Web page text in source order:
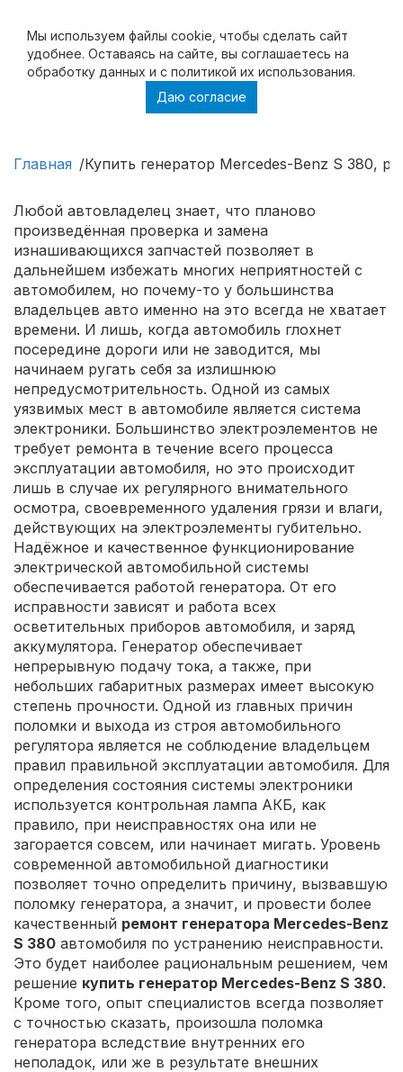
Мы используем файлы cookie, чтобы cделать сайт
удобнее. Оставаясь на сайте, вы соглашаетесь на
обработку данных и с политикой их использования.
Даю согласие
Купить генератор Mercedes-Benz S 380,
Главная Купить генератор Mercedes-Benz S 380,
Любой автовладелец знает, что планово
произведённая проверка и замена
изнашивающихся запчастей позволяет в
дальнейшем избежать многих неприятностей с
автомобилем, но почему-то у большинства
владельцев авто именно на это всегда не хватает
времени. И лишь, когда автомобиль глохнет
посередине дороги или не заводится, мы
начинаем ругать себя за излишнюю
непредусмотрительность. Одной из самых
уязвимых мест в автомобиле является система
электроники. Большинство электроэлементов не
требует ремонта в течение всего процесса
эксплуатации автомобиля, но это происходит
лишь в случае их регулярного внимательного
осмотра, своевременного удаления грязи и влаги,
действующих на электроэлементы губительно.
Надёжное и качественное функционирование
электрической автомобильной системы
обеспечивается работой генератора. От его
исправности зависят и работа всех
осветительных приборов автомобиля, и заряд
аккумулятора. Генератор обеспечивает
непрерывную подачу тока, а также, при
небольших габаритных размерах имеет высокую
степень прочности. Одной из главных причин
поломки и выхода из строя автомобильного
регулятора является не соблюдение владельцем
правил правильной эксплуатации автомобиля. Для
определения состояния системы электроники
используется контрольная лампа АКБ, как
правило, при неисправностях она или не
загорается совсем, или начинает мигать. Уровень
современной автомобильной диагностики
позволяет точно определить причину, вызвавшую
поломку генератора, а значит, и провести более
качественный ремонт генератора Mercedes-Benz
S 380 автомобиля по устранению неисправности.
Это будет наиболее рациональным решением, чем
решение купить генератор Mercedes-Benz S 380.
Кроме того, опыт специалистов всегда позволяет
с точностью сказать, произошла поломка
генератора вследствие внутренних его
неполадок, или же в результате внешних